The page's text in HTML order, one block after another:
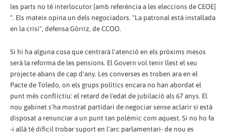
les parts no té interlocutor [amb referència a les eleccions de CEOE]
". Els mateix opina un dels negociadors. "La patronal està instal·lada
en la crisi", defensa Górriz, de CCOO.
Si hi ha alguna cosa que centrarà l'atenció en els pròxims mesos
serà la reforma de les pensions. El Govern vol tenir llest el seu
projecte abans de cap d'any. Les converses es troben ara en el
Pacte de Toledo, on els grups polítics encara no han abordat el
punt més conflictiu: el retard de l'edat de jubilació als 67 anys. El
nou gabinet s'ha mostrat partidari de negociar sense aclarir si està
disposat a renunciar a un punt tan polèmic com aquest. Si no ho fa
-i allà té difícil trobar suport en l'arc parlamentari- de nou es